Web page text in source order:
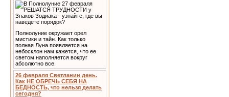
Полнолуние окружает орел
мистики и тайн. Как только
полная Луна появляется на
небосклон нам кажется, что ее
светом наполняется вокруг
абсолютно все.
26 февраля Светланин день.
Как НЕ ОБРЕЧЬ СЕБЯ НА
БЕДНОСТЬ, что нельзя делать
сегодня?